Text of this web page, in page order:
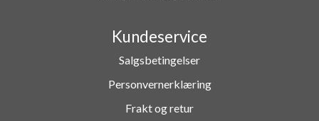
Kundeservice
Salgsbetingelser
Personvernerklæring
Frakt og retur